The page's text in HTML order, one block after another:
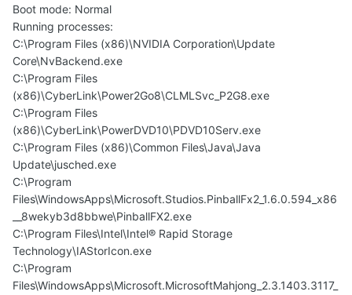
Boot mode: Normal
Running processes:
C:\Program Files (x86)\NVIDIA Corporation\Update
Core\NvBackend.exe
C:\Program Files
(x86)\CyberLink\Power2Go8\CLMLSvc_P2G8.exe
C:\Program Files
(x86)\CyberLink\PowerDVD10\PDVD10Serv.exe
C:\Program Files (x86)\Common Files\Java\Java
Update\jusched.exe
C:\Program
Files\WindowsApps\Microsoft.Studios.PinballFx2_1.6.0.594_x86
__8wekyb3d8bbwe\PinballFX2.exe
C:\Program Files\Intel\Intel® Rapid Storage
Technology\IAStorIcon.exe
C:\Program
Files\WindowsApps\Microsoft.MicrosoftMahjong_2.3.1403.3117_